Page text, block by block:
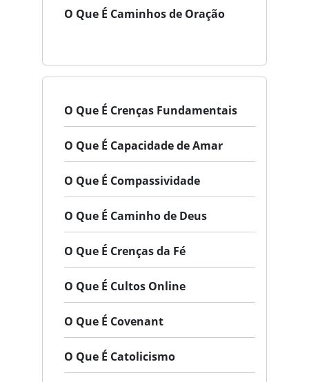
O Que É Caminhos de Oração
O Que É Crenças Fundamentais
O Que É Capacidade de Amar
O Que É Compassividade
O Que É Caminho de Deus
O Que É Crenças da Fé
O Que É Cultos Online
O Que É Covenant
O Que É Catolicismo